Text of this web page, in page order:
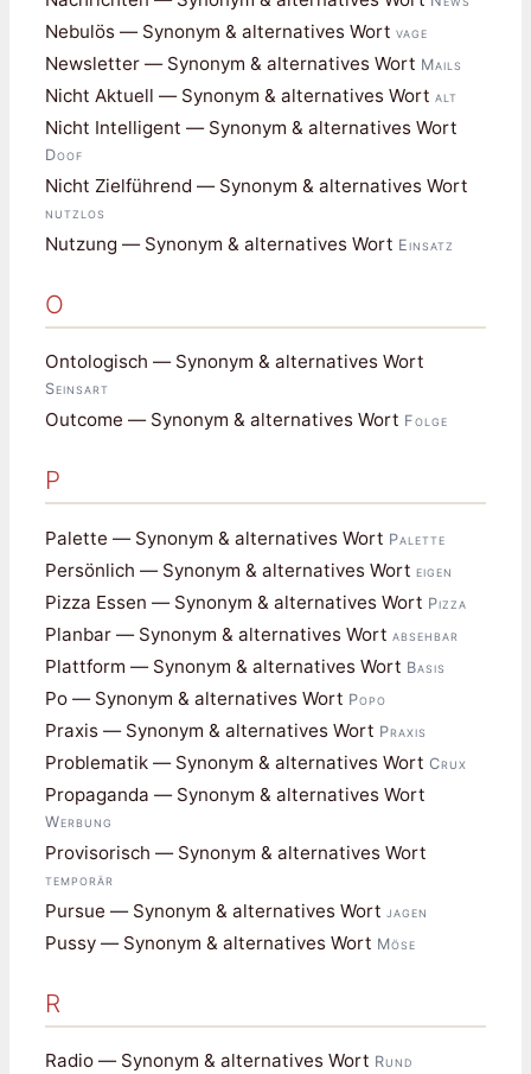
Nebulös — Synonym & alternatives Wort vage
Newsletter — Synonym & alternatives Wort Mails
Nicht Aktuell — Synonym & alternatives Wort alt
Nicht Intelligent — Synonym & alternatives Wort
Doof
Nicht Zielführend — Synonym & alternatives Wort
nutzlos
Nutzung — Synonym & alternatives Wort Einsatz
O
Ontologisch — Synonym & alternatives Wort
Seinsart
Outcome — Synonym & alternatives Wort Folge
P
Palette — Synonym & alternatives Wort Palette
Persönlich — Synonym & alternatives Wort eigen
Pizza Essen — Synonym & alternatives Wort Pizza
Planbar — Synonym & alternatives Wort absehbar
Plattform — Synonym & alternatives Wort Basis
Po — Synonym & alternatives Wort Popo
Praxis — Synonym & alternatives Wort Praxis
Problematik — Synonym & alternatives Wort Crux
Propaganda — Synonym & alternatives Wort
Werbung
Provisorisch — Synonym & alternatives Wort
temporär
Pursue — Synonym & alternatives Wort jagen
Pussy — Synonym & alternatives Wort Möse
R
Radio — Synonym & alternatives Wort Rund